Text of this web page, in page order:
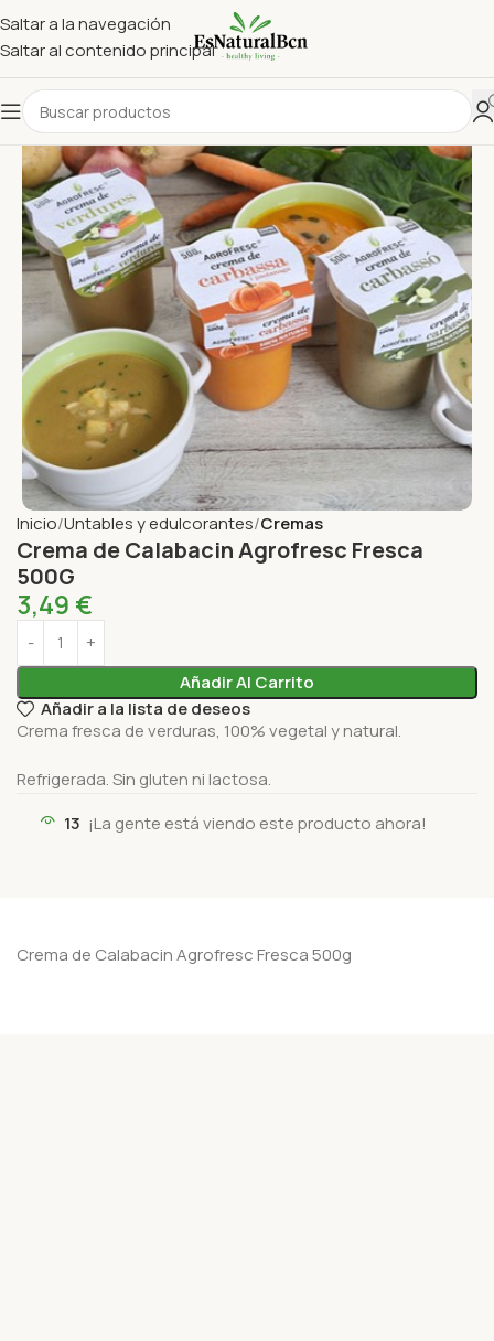
Saltar a la navegación
Saltar al contenido principal
Inicio Untables y edulcorantes Cremas
Crema de Calabacin Agrofresc Fresca
500G
3,49 €
Añadir Al Carrito
Añadir a la lista de deseos
Crema fresca de verduras, 100% vegetal y natural.
Refrigerada. Sin gluten ni lactosa.
13 ¡La gente está viendo este producto ahora!
Crema de Calabacin Agrofresc Fresca 500g